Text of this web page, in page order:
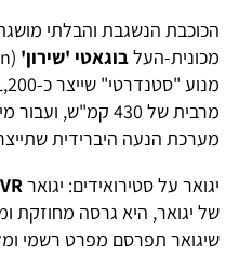
העלבוגאטי 'שירון'
מרבית של 430 קמ"ש,
הנעה היברידית שתייצר קרוב ל…
על סטירואידים: יגוארSVR
תפרסם מפרט רשמי ומלא